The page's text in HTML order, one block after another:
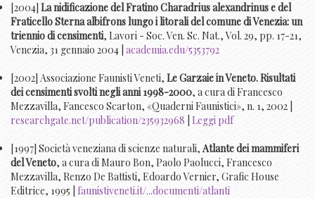
[2004]La nidificazione del Fratino Charadrius alexandrinus e del
Fraticello Sterna albifrons lungo i litorali del comune di Venezia: un
triennio di censimenti, Lavori - Soc. Ven. Sc. Nat., Vol. 29, pp. 17-21,
Venezia, 31 gennaio 2004 | academia.edu/5353792
[2002] Associazione Faunisti Veneti, Le Garzaie in Veneto. Risultati
dei censimenti svolti negli anni 1998-2000, a cura di Francesco
Mezzavilla, Fancesco Scarton, «Quaderni Faunistici», n. 1, 2002 |
researchgate.net/publication/235932968 Leggi pdf
[1997] Società veneziana di scienze naturali, Atlante dei mammiferi
del Veneto, a cura di Mauro Bon, Paolo Paolucci, Francesco
Mezzavilla, Renzo De Battisti, Edoardo Vernier, Grafic House
Editrice, 1995 | faunistiveneti.it/...documenti/atlanti